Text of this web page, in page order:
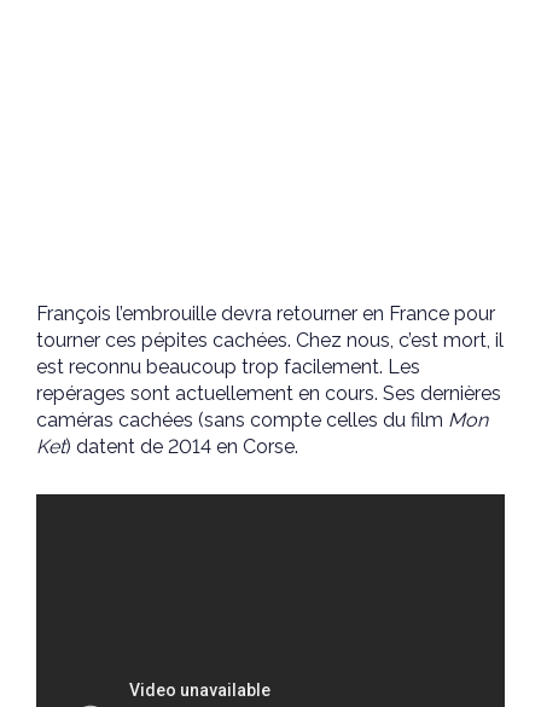
François l’embrouille devra retourner en France pour
tourner ces pépites cachées. Chez nous, c’est mort, il
est reconnu beaucoup trop facilement. Les
repérages sont actuellement en cours. Ses dernières
caméras cachées (sans compte celles du film Mon
Ket) datent de 2014 en Corse.